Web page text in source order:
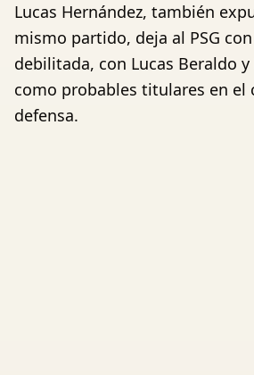
Lucas Hernández, también
mismo partido, deja al PSG
debilitada, con Lucas Beraldo
como probables titulares en el
defensa.